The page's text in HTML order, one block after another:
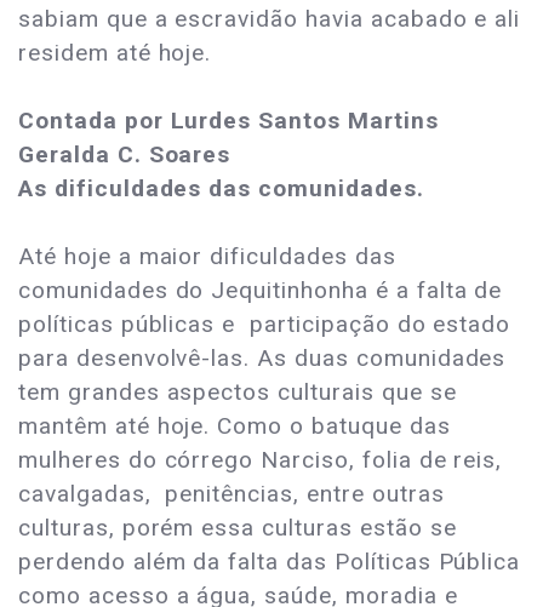
sabiam que a escravidão havia acabado e ali
residem até hoje.
Contada por Lurdes Santos Martins
Geralda C. Soares
As dificuldades das comunidades.
Até hoje a maior dificuldades das
comunidades do Jequitinhonha é a falta de
políticas públicas e participação do estado
para desenvolvê-las. As duas comunidades
tem grandes aspectos culturais que se
mantêm até hoje. Como o batuque das
mulheres do córrego Narciso, folia de reis,
cavalgadas, penitências, entre outras
culturas, porém essa culturas estão se
perdendo além da falta das Políticas Pública
como acesso a água, saúde, moradia e